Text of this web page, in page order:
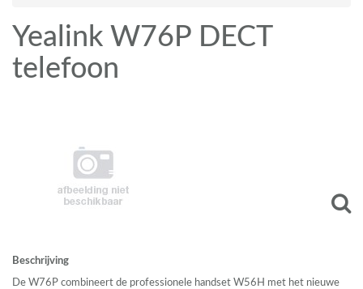
Yealink W76P DECT
telefoon
Beschrijving
De W76P combineert de professionele handset W56H met het nieuwe